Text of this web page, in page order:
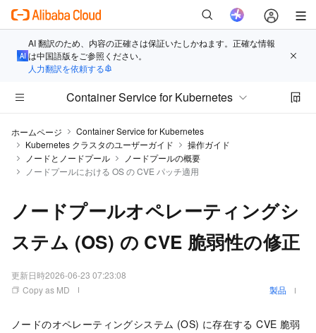
AI 翻訳のため、内容の正確さは保証いたしかねます。正確な情報
は中国語版をご参照ください。
人力翻訳を依頼する
Container Service for Kubernetes
ホームページ
Container Service for Kubernetes
Kubernetes クラスタのユーザーガイド
操作ガイド
ノードとノードプール
ノードプールの概要
ノードプールにおける OS の CVE パッチ適用
ノードプールオペレーティングシ
ステム (OS) の CVE 脆弱性の修正
更新日時2026-06-23 07:23:08
Copy as MD
製品
ノードのオペレーティングシステム (OS) に存在する CVE 脆弱